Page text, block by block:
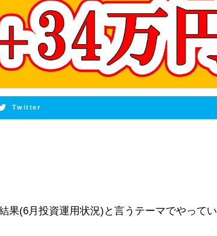
Twitter
果(6月投資運用状況)と言うテーマでやってい